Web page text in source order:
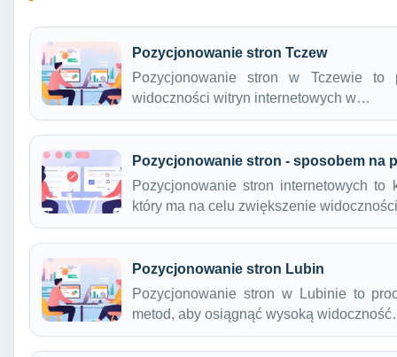
Pozycjonowanie stron Tczew
Pozycjonowanie stron w Tczewie
widoczności witryn internetowych w…
Pozycjonowanie stron - sposobem na
Pozycjonowanie stron internetowych to
który ma na celu zwiększenie
Pozycjonowanie stron Lubin
Pozycjonowanie stron w Lubinie to
metod, aby osiągnąć wysoką